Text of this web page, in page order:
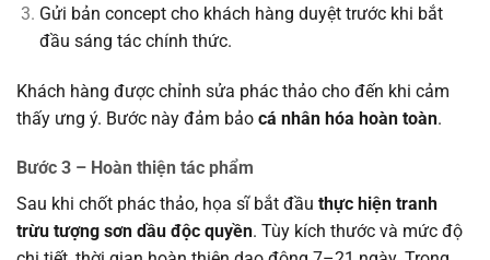
Gửi bản concept cho khách hàng duyệt trước khi bắt
đầu sáng tác chính thức.
Khách hàng được chỉnh sửa phác thảo cho đến khi cảm
thấy ưng ý. Bước này đảm bảo cá nhân hóa hoàn toàn.
Bước 3 – Hoàn thiện tác phẩm
Sau khi chốt phác thảo, họa sĩ bắt đầu thực hiện tranh
trừu tượng sơn dầu độc quyền. Tùy kích thước và mức độ